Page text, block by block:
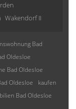
Wakendorf II
Bad
Oldesloe
Bad Oldesloe
Oldesloe
kaufen
Bad Oldesloe